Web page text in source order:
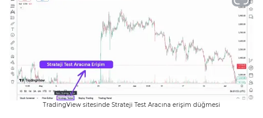
TradingView sitesinde Strateji Test Aracına erişim düğmesi